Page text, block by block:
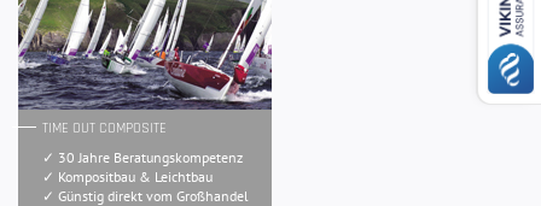
TIME OUT COMPOSITE
✓ 30 Jahre Beratungskompetenz
✓ Kompositbau & Leichtbau
✓ Günstig direkt vom Großhandel